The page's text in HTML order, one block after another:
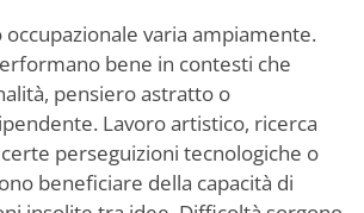
varia ampiamente.
bene in contesti che
pensiero astratto o
Lavoro artistico, ricerca
perseguizioni tecnologiche o
beneficiare della capacità di